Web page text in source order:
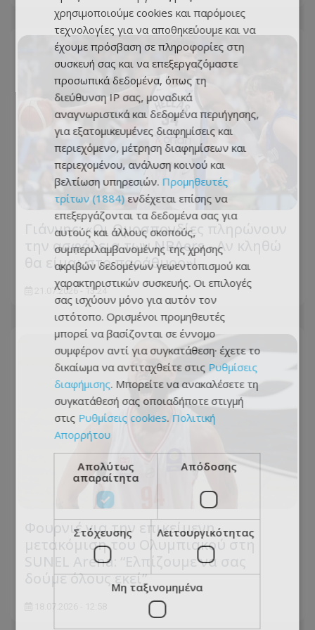
Γιάννης: «Οι Ομοσπονδίες πληρώνουν
την ασφάλεια των NBAers - Αν κληθώ
θα είμαι στο παράθυρο»!
21.07.2026 - 13:24
Φουρνιέ για την επικείμενη
μετακόμιση του Ολυμπιακού στη
SUNEL Arena: “Ελπίζουμε να σας
δούμε όλους εκεί”
χρησιμοποιούμε cookies και παρόμοιες
τεχνολογίες για να αποθηκεύουμε και να
έχουμε πρόσβαση σε πληροφορίες στη
συσκευή σας και να επεξεργαζόμαστε
προσωπικά δεδομένα, όπως τη
διεύθυνση IP σας, μοναδικά
αναγνωριστικά και δεδομένα περιήγησης,
για εξατομικευμένες διαφημίσεις και
περιεχόμενο, μέτρηση διαφημίσεων και
περιεχομένου, ανάλυση κοινού και
βελτίωση υπηρεσιών. Προμηθευτές
τρίτων (1884) ενδέχεται επίσης να
επεξεργάζονται τα δεδομένα σας για
αυτούς και άλλους σκοπούς,
συμπεριλαμβανομένης της χρήσης
ακριβών δεδομένων γεωεντοπισμού και
χαρακτηριστικών συσκευής. Οι επιλογές
σας ισχύουν μόνο για αυτόν τον
ιστότοπο. Ορισμένοι προμηθευτές
μπορεί να βασίζονται σε έννομο
συμφέρον αντί για συγκατάθεση· έχετε το
δικαίωμα να αντιταχθείτε στις Ρυθμίσεις
διαφήμισης. Μπορείτε να ανακαλέσετε τη
συγκατάθεσή σας οποιαδήποτε στιγμή
στις Ρυθμίσεις cookies. Πολιτική
Απορρήτου
Απολύτως
απαραίτητα
Απόδοσης
Στόχευσης Λειτουργικότητας
Μη ταξινομημένα